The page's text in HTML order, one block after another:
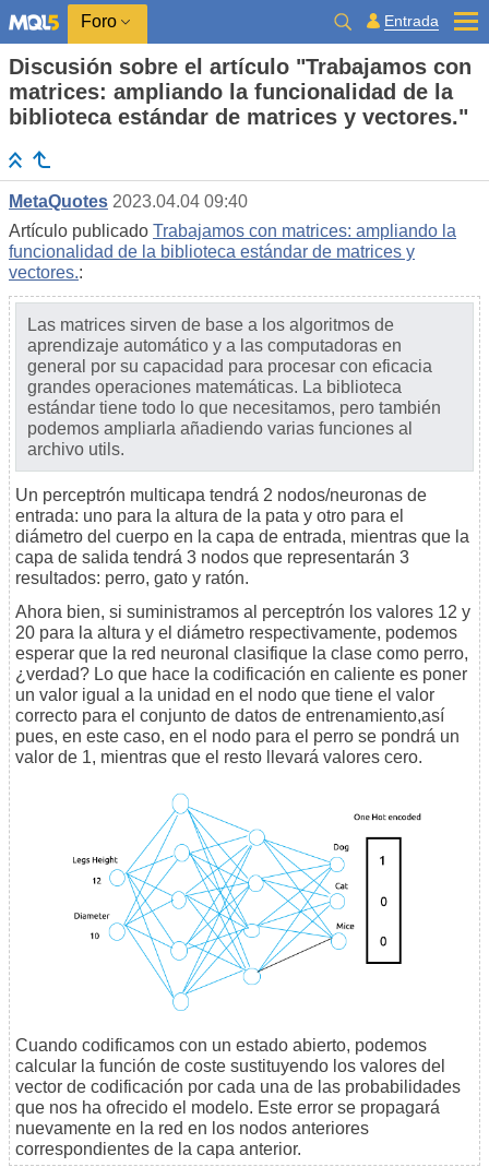
Foro Entrada
Discusión sobre el artículo "Trabajamos con
matrices: ampliando la funcionalidad de la
biblioteca estándar de matrices y vectores."
MetaQuotes 2023.04.04 09:40
Artículo publicado Trabajamos con matrices: ampliando la
funcionalidad de la biblioteca estándar de matrices y
vectores.:
Las matrices sirven de base a los algoritmos de
aprendizaje automático y a las computadoras en
general por su capacidad para procesar con eficacia
grandes operaciones matemáticas. La biblioteca
estándar tiene todo lo que necesitamos, pero también
podemos ampliarla añadiendo varias funciones al
archivo utils.
Un perceptrón multicapa tendrá 2 nodos/neuronas de
entrada: uno para la altura de la pata y otro para el
diámetro del cuerpo en la capa de entrada, mientras que la
capa de salida tendrá 3 nodos que representarán 3
resultados: perro, gato y ratón.
Ahora bien, si suministramos al perceptrón los valores 12 y
20 para la altura y el diámetro respectivamente, podemos
esperar que la red neuronal clasifique la clase como perro,
¿verdad? Lo que hace la codificación en caliente es poner
un valor igual a la unidad en el nodo que tiene el valor
correcto para el conjunto de datos de entrenamiento,así
pues, en este caso, en el nodo para el perro se pondrá un
valor de 1, mientras que el resto llevará valores cero.
Cuando codificamos con un estado abierto, podemos
calcular la función de coste sustituyendo los valores del
vector de codificación por cada una de las probabilidades
que nos ha ofrecido el modelo. Este error se propagará
nuevamente en la red en los nodos anteriores
correspondientes de la capa anterior.